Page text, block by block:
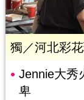
獨／河北彩
Jennie大
卑